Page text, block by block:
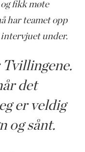
og fikk møte
har teamet opp
intervjuet under.
det
er veldig
og sånt.